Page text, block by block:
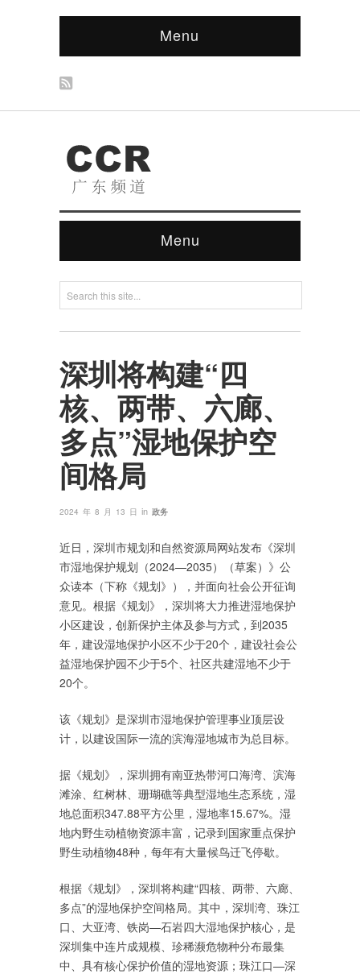
Menu
Menu
深圳将构建“四
核、两带、六廊、
多点”湿地保护空
间格局
2024 年 8 月 13 日 in 政务
近日，深圳市规划和自然资源局网站发布《深圳
市湿地保护规划（2024—2035）（草案）》公
众读本（下称《规划》），并面向社会公开征询
意见。根据《规划》，深圳将大力推进湿地保护
小区建设，创新保护主体及参与方式，到2035
年，建设湿地保护小区不少于20个，建设社会公
益湿地保护园不少于5个、社区共建湿地不少于
20个。
该《规划》是深圳市湿地保护管理事业顶层设
计，以建设国际一流的滨海湿地城市为总目标。
据《规划》，深圳拥有南亚热带河口海湾、滨海
滩涂、红树林、珊瑚礁等典型湿地生态系统，湿
地总面积347.88平方公里，湿地率15.67%。湿
地内野生动植物资源丰富，记录到国家重点保护
野生动植物48种，每年有大量候鸟迁飞停歇。
根据《规划》，深圳将构建“四核、两带、六廊、
多点”的湿地保护空间格局。其中，深圳湾、珠江
口、大亚湾、铁岗—石岩四大湿地保护核心，是
深圳集中连片成规模、珍稀濒危物种分布最集
中、具有核心保护价值的湿地资源；珠江口—深